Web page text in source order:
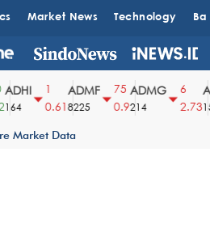
Market News Technology
0.61
ADMF
8225
75
0.9
ADMG
214
2.73
Market Data